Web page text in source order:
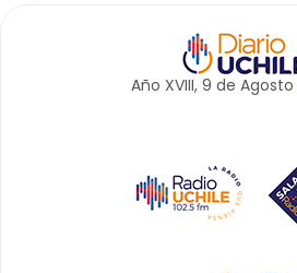
Año XVIII, 9 de Agosto